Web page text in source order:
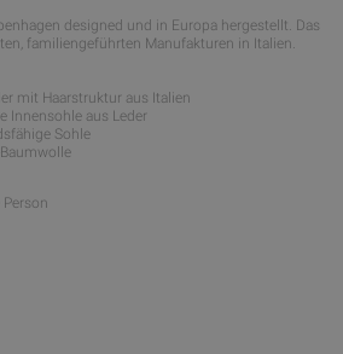
designed und in Europa hergestellt. Das
familiengeführten Manufakturen in Italien.
mit Haarstruktur aus Italien
Innensohle aus Leder
Sohle